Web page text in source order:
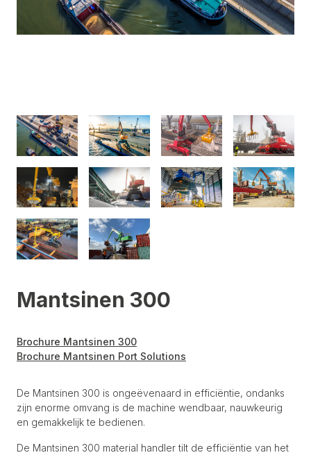
Mantsinen 300
Brochure Mantsinen 300
Brochure Mantsinen Port Solutions
De Mantsinen 300 is ongeëvenaard in efficiëntie, ondanks
zijn enorme omvang is de machine wendbaar, nauwkeurig
en gemakkelijk te bedienen.
De Mantsinen 300 material handler tilt de efficiëntie van het